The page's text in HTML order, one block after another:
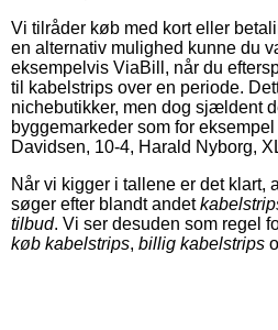
Vi tilråder køb med kort eller
en alternativ mulighed kunne du
eksempelvis ViaBill, når du
til kabelstrips over en periode.
nichebutikker, men dog sjældent
byggemarkeder som for
Davidsen, 10-4, Harald Nyborg,
Når vi kigger i tallene er det klart,
søger efter blandt andet
tilbud. Vi ser desuden som regel
køb kabelstrips, billig kabelstrips